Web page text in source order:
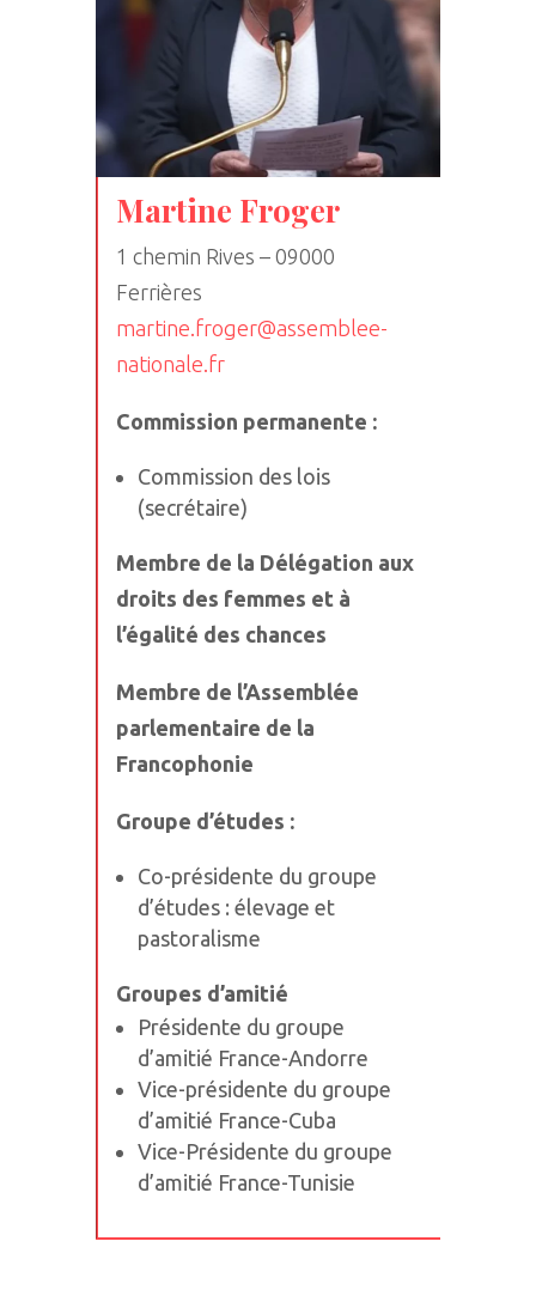
Martine Froger
1 chemin Rives – 09000
Ferrières
martine.froger@assemblee-
nationale.fr
Commission permanente :
Commission des lois
(secrétaire)
Membre de la Délégation aux
droits des femmes et à
l’égalité des chances
Membre de l’Assemblée
parlementaire de la
Francophonie
Groupe d’études :
Co-présidente du groupe
d’études : élevage et
pastoralisme
Groupes d’amitié
Présidente du groupe
d’amitié France-Andorre
Vice-présidente du groupe
d’amitié France-Cuba
Vice-Présidente du groupe
d’amitié France-Tunisie